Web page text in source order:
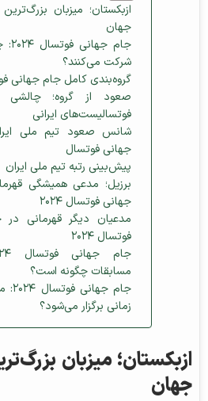
ازبکستان؛ میزبان
جهان
جام
شرکت می‌کنند؟
گروه‌بندی کامل جام جهانی
صعود از گروه؛ چالشی
فوتسالیست‌های ایرانی
شانس صعود تیم ملی
جهانی فوتسال
پیش‌بینی رتبه تیم ملی ایران
برزیل؛ مدعی همیشگی
جهانی فوتسال ۲۰۲۴
مدعیان دیگر قهرمانی
فوتسال ۲۰۲۴
مسابقات چگونه است؟
جام
زمانی برگزار می‌شود؟
ازبکستان؛ میزبان
جهان